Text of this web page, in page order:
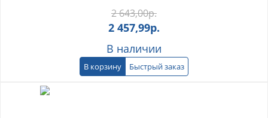
2 643,00р.
2 457,99р.
В наличии
В корзину Быстрый заказ